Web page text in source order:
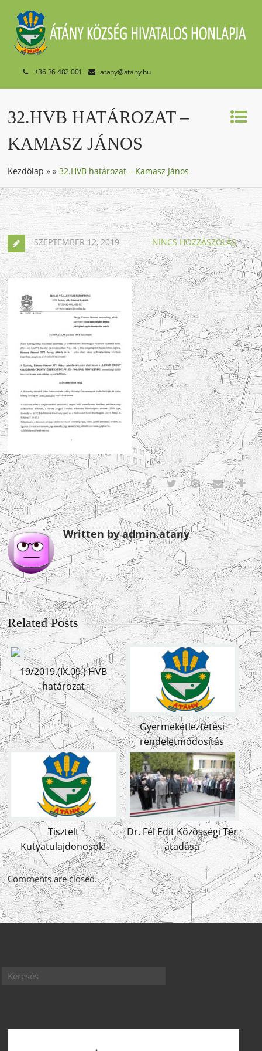
+36 36 482 001 atany@atany.hu
32.HVB HATÁROZAT –
KAMASZ JÁNOS
Kezdőlap »»32.HVB határozat – Kamasz János
SZEPTEMBER 12, 2019 NINCS HOZZÁSZÓLÁS
Written by admin.atany
Related Posts
19/2019.(IX.09.) HVB
határozat
Gyermekétleztetési
rendeletmódosítás
Tisztelt
Kutyatulajdonosok!
Dr. Fél Edit Közösségi Tér
átadása
Comments are closed.